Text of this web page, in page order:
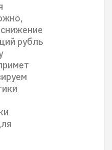
рубль